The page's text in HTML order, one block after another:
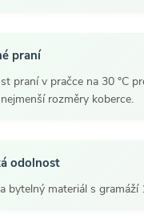
praní
praní v pračce na 30 °C
rozměry koberce.
odolnost
bytelný materiál s gramáží